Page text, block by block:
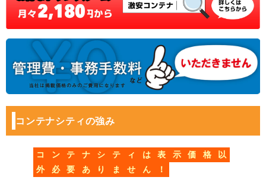
コンテナシティの強み
コ ン テ ナ シ テ ィ は 表 示 価 格
以
外
必 要 あ り ま せ ん ！